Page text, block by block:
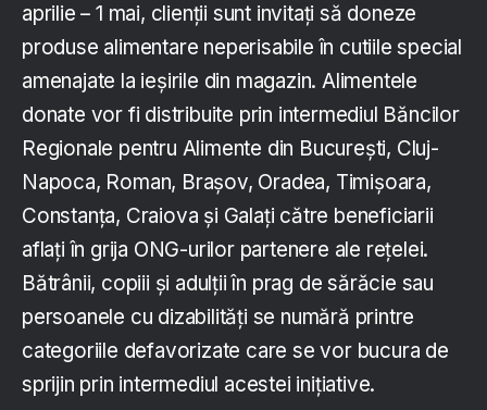
aprilie – 1 mai, clienții sunt invitați să doneze
produse alimentare neperisabile în cutiile special
amenajate la ieșirile din magazin. Alimentele
donate vor fi distribuite prin intermediul Băncilor
Regionale pentru Alimente din București, Cluj-
Napoca, Roman, Brașov, Oradea, Timișoara,
Constanța, Craiova și Galați către beneficiarii
aflați în grija ONG-urilor partenere ale rețelei.
Bătrânii, copiii și adulții în prag de sărăcie sau
persoanele cu dizabilități se numără printre
categoriile defavorizate care se vor bucura de
sprijin prin intermediul acestei inițiative.